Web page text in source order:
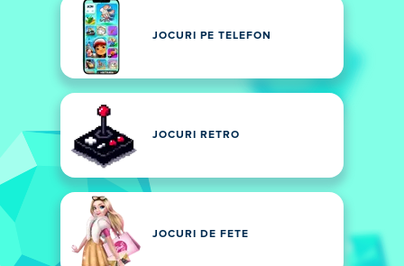
JOCURI PE TELEFON
JOCURI RETRO
JOCURI DE FETE